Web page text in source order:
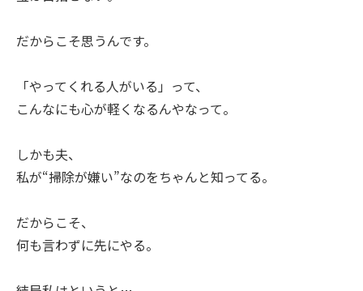
だからこそ思うんです。
「やってくれる人がいる」って、
こんなにも心が軽くなるんやなって。
しかも夫、
私が“掃除が嫌い”なのをちゃんと知ってる。
だからこそ、
何も言わずに先にやる。